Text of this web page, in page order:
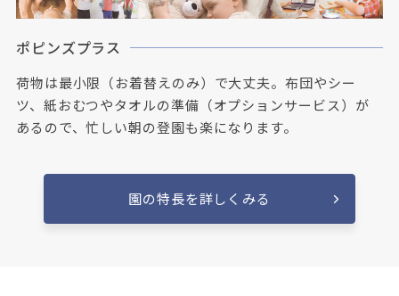
ポピンズプラス
荷物は最小限（お着替えのみ）で大丈夫。布団やシー
ツ、紙おむつやタオルの準備（オプションサービス）が
あるので、忙しい朝の登園も楽になります。
園の特長を詳しくみる